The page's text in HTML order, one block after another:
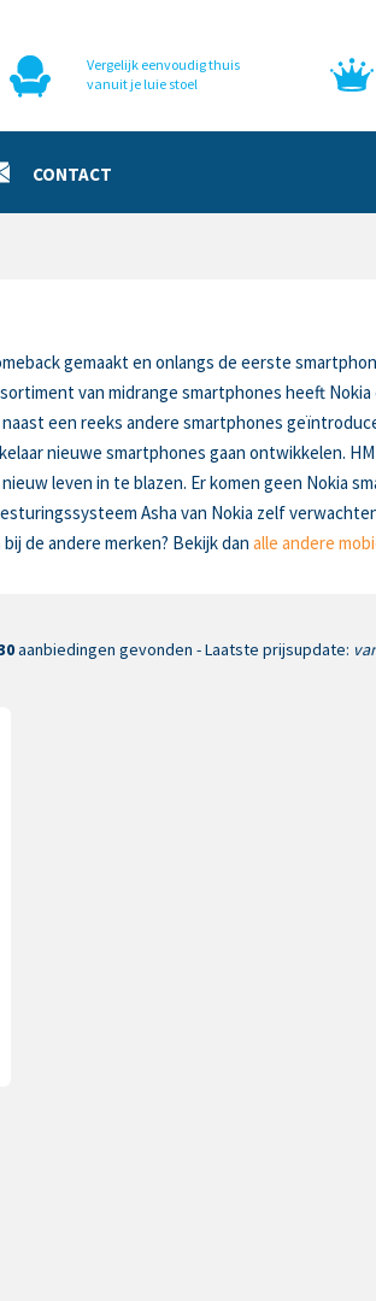
Vergelijk eenvoudig thuis
vanuit je luie stoel
CONTACT
gemaakt en onlangs de eerste
van midrange smartphones heeft Nokia
een reeks andere smartphones
nieuwe smartphones gaan ontwikkelen.
leven in te blazen. Er komen geen Nokia
Asha van Nokia zelf
de andere merken? Bekijk dan alle andere
aanbiedingen gevonden - Laatste prijsupdate: